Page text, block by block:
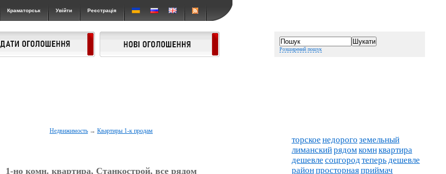
Краматорськ Увійти Реєстрація
Розширений пошук
Недвижимость →Квартиры 1-к продам
1-но комн. квартира, Станкострой, все рядом
торское недорого земельный
лиманскийрядомкомнквартира
дешевле соцгородтеперьдешевле
районпросторнаяприймач